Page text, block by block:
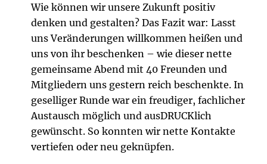
Wie können wir unsere Zukunft positiv
denken und gestalten? Das Fazit war: Lasst
uns Veränderungen willkommen heißen und
uns von ihr beschenken – wie dieser nette
gemeinsame Abend mit 40 Freunden und
Mitgliedern uns gestern reich beschenkte. In
geselliger Runde war ein freudiger, fachlicher
Austausch möglich und ausDRUCKlich
gewünscht. So konnten wir nette Kontakte
vertiefen oder neu geknüpfen.